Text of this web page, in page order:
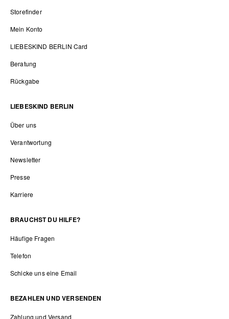
Storefinder
Mein Konto
LIEBESKIND BERLIN Card
Beratung
Rückgabe
LIEBESKIND BERLIN
Über uns
Verantwortung
Newsletter
Presse
Karriere
BRAUCHST DU HILFE?
Häufige Fragen
Telefon
Schicke uns eine Email
BEZAHLEN UND VERSENDEN
Zahlung und Versand